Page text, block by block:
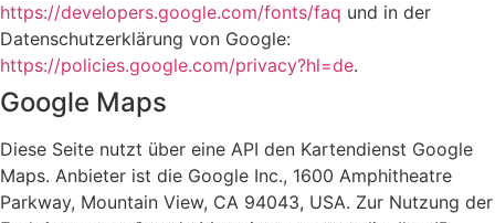
https://developers.google.com/fonts/faq und in der
Datenschutzerklärung von Google:
https://policies.google.com/privacy?hl=de.
Google Maps
Diese Seite nutzt über eine API den Kartendienst Google
Maps. Anbieter ist die Google Inc., 1600 Amphitheatre
Parkway, Mountain View, CA 94043, USA. Zur Nutzung der